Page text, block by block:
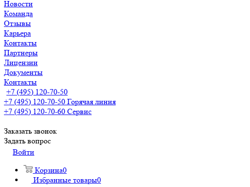
Новости
Команда
Отзывы
Карьера
Контакты
Партнеры
Лицензии
Документы
Контакты
+7 (495) 120-70-50
+7 (495) 120-70-50 Горячая линия
+7 (495) 120-70-60 Сервис
Заказать звонок
Задать вопрос
Войти
Корзина0
Избранные товары0